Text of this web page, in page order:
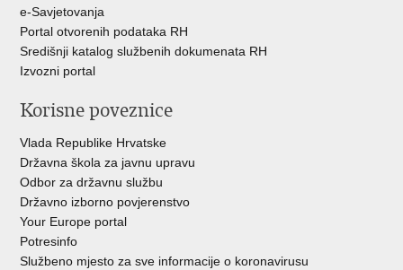
e-Savjetovanja
Portal otvorenih podataka RH
Središnji katalog službenih dokumenata RH
Izvozni portal
Korisne poveznice
Vlada Republike Hrvatske
Državna škola za javnu upravu
Odbor za državnu službu
Državno izborno povjerenstvo
Your Europe portal
Potresinfo
Službeno mjesto za sve informacije o koronavirusu